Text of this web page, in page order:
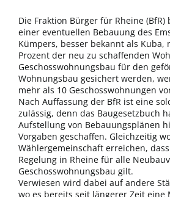
Galerie
Mitglied werden!
Die Fraktion Bürger für Rheine
einer eventuellen Bebauung des
Kümpers, besser bekannt als Kuba,
Prozent der neu zu schaffenden
Geschosswohnungsbau für den
Wohnungsbau gesichert werden,
mehr als 10 Geschosswohnungen
Nach Auffassung der BfR ist eine
zulässig, denn das Baugesetzbuch
Aufstellung von Bebauungsplänen
Vorgaben geschaffen. Gleichzeitig
Wählergemeinschaft erreichen,
Regelung in Rheine für alle
Geschosswohnungsbau gilt.
Verwiesen wird dabei auf andere
wo es bereits seit längerer Zeit